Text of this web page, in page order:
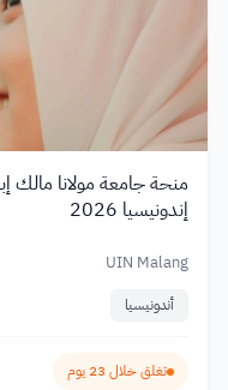
منحة جامعة مولانا مالك
إندونيسيا 2026
UIN Malang
أندونيسيا
تغلق خلال 23 يوم